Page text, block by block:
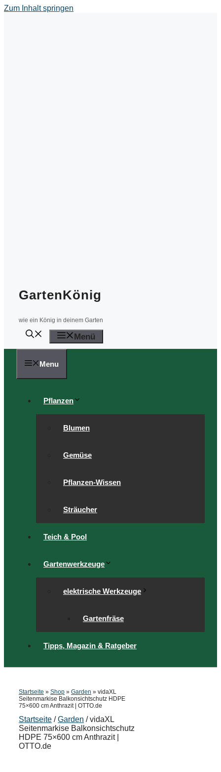
Zum Inhalt springen
GartenKönig
wie ein König in deinem Garten
Menü
Menu
Pflanzen
Blumen
Gemüse
Pflanzen-Wissen
Sträucher
Teich & Pool
Gartenwerkzeuge
elektrische Werkzeuge
Gartenfräse
Tipps, Magazin & Ratgeber
Startseite » Shop » Garden » vidaXL
Seitenmarkise Balkonsichtschutz HDPE
75×600 cm Anthrazit | OTTO.de
Startseite /Garden / vidaXL
Seitenmarkise Balkonsichtschutz
HDPE 75×600 cm Anthrazit |
OTTO.de